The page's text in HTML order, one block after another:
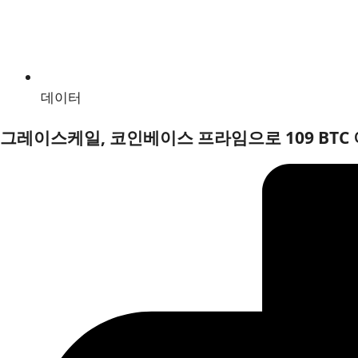
데이터
그레이스케일, 코인베이스 프라임으로 109 BTC